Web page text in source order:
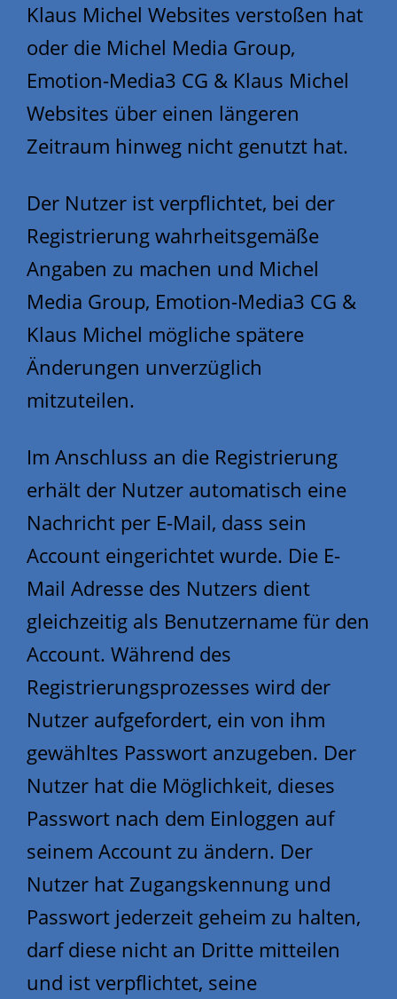
Klaus Michel Websites verstoßen hat
oder die Michel Media Group,
Emotion-Media3 CG & Klaus Michel
Websites über einen längeren
Zeitraum hinweg nicht genutzt hat.
Der Nutzer ist verpflichtet, bei der
Registrierung wahrheitsgemäße
Angaben zu machen und Michel
Media Group, Emotion-Media3 CG &
Klaus Michel mögliche spätere
Änderungen unverzüglich
mitzuteilen.
Im Anschluss an die Registrierung
erhält der Nutzer automatisch eine
Nachricht per E-Mail, dass sein
Account eingerichtet wurde. Die E-
Mail Adresse des Nutzers dient
gleichzeitig als Benutzername für den
Account. Während des
Registrierungsprozesses wird der
Nutzer aufgefordert, ein von ihm
gewähltes Passwort anzugeben. Der
Nutzer hat die Möglichkeit, dieses
Passwort nach dem Einloggen auf
seinem Account zu ändern. Der
Nutzer hat Zugangskennung und
Passwort jederzeit geheim zu halten,
darf diese nicht an Dritte mitteilen
und ist verpflichtet, seine